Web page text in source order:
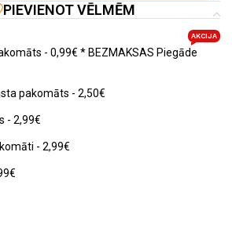
PIEVIENOT VĒLMĒM
- 0,99€ * BEZMAKSAS Piegāde
AKCIJA
pakomāts - 2,50€
- 2,99€
- 2,99€